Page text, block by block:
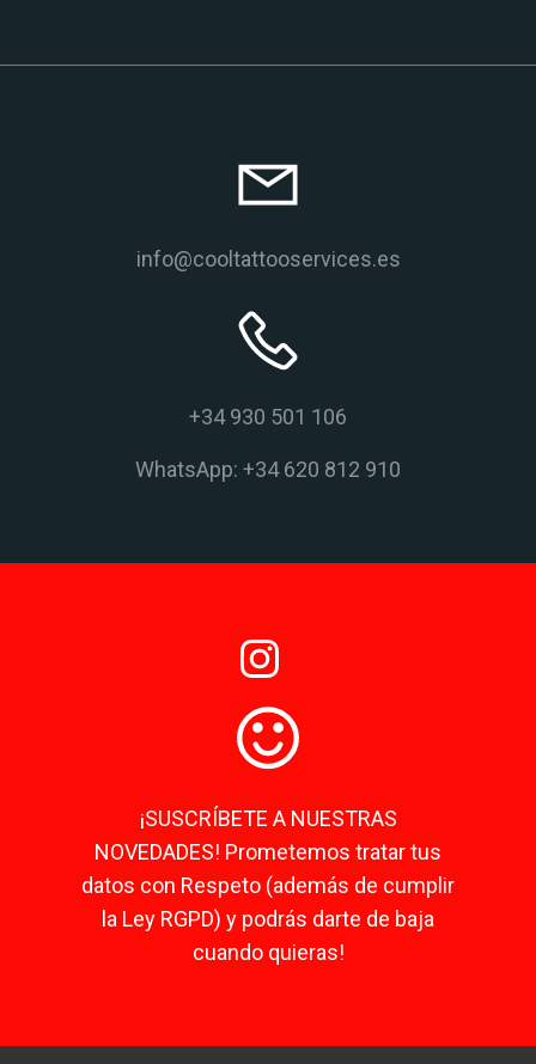
info@cooltattooservices.es
+34 930 501 106
WhatsApp: +34 620 812 910
¡SUSCRÍBETE A NUESTRAS
NOVEDADES! Prometemos tratar tus
datos con Respeto (además de cumplir
la Ley RGPD) y podrás darte de baja
cuando quieras!